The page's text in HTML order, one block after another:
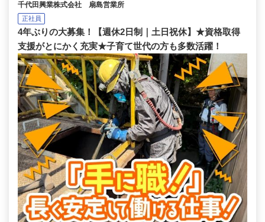
千代田興業株式会社 扇島営業所
正社員
4年ぶりの大募集！【週休2日制｜土日祝休】★資格取得
支援がとにかく充実★子育て世代の方も多数活躍！